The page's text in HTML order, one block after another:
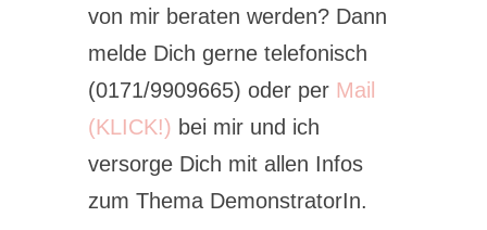
von mir beraten werden? Dann
melde Dich gerne telefonisch
(0171/9909665) oder per Mail
(KLICK!) bei mir und ich
versorge Dich mit allen Infos
zum Thema DemonstratorIn.